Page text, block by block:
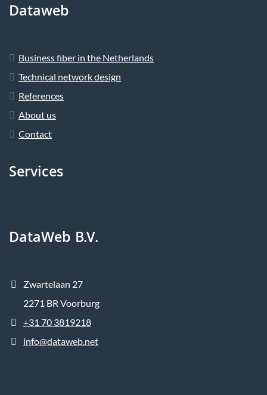
Dataweb
Business fiber in the Netherlands
Technical network design
References
About us
Contact
Services
DataWeb B.V.
Zwartelaan 27
2271 BR Voorburg
+31 70 3819218
info@dataweb.net